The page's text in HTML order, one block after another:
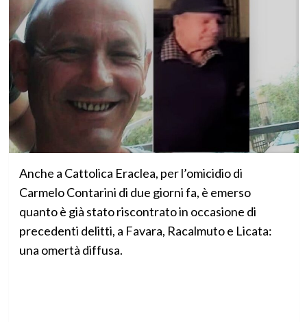
Anche a Cattolica Eraclea, per l’omicidio di
Carmelo Contarini di due giorni fa, è emerso
quanto è già stato riscontrato in occasione di
precedenti delitti, a Favara, Racalmuto e Licata:
una omertà diffusa.